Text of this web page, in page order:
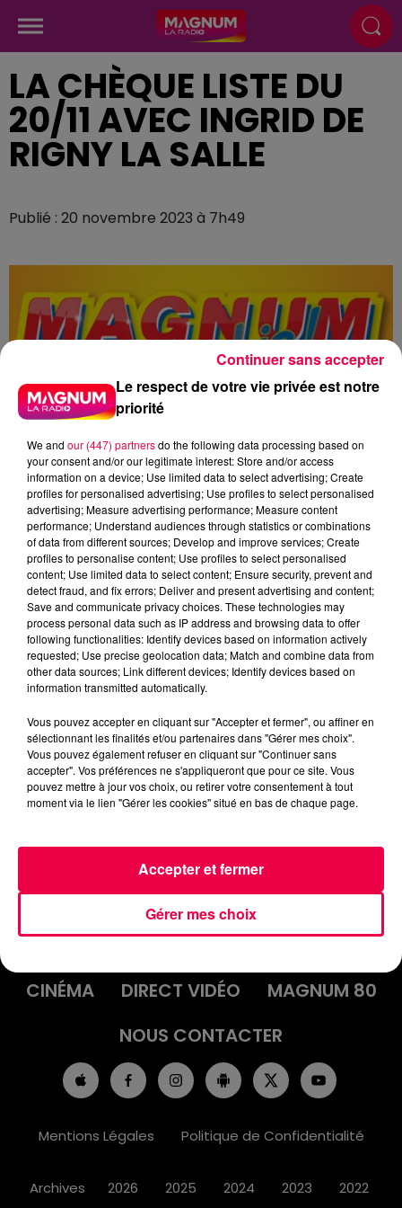
LA CHÈQUE LISTE DU
20/11 AVEC INGRID DE
RIGNY LA SALLE
Publié : 20 novembre 2023 à 7h49
Flash infos
Crédit :Flash infos
podcasts/2023/11/chq-201123.mp3
ACCUEIL INFOS
EMISSIONS
CINÉMA
DIRECT VIDÉO
MAGNUM 80
NOUS CONTACTER
Mentions Légales Politique de Confidentialité
Archives 2026 2025 2024 2023 2022
Le respect de votre vie privée est notre
priorité
We and our (447) partnersdo the following data processing based on
your consent and/or our legitimate interest: Store and/or access
information on a device; Use limited data to select advertising; Create
profiles for personalised advertising; Use profiles to select personalised
advertising; Measure advertising performance; Measure content
performance; Understand audiences through statistics or combinations
of data from different sources; Develop and improve services; Create
profiles to personalise content; Use profiles to select personalised
content; Use limited data to select content; Ensure security, prevent and
detect fraud, and fix errors; Deliver and present advertising and content;
Save and communicate privacy choices. These technologies may
process personal data such as IP address and browsing data to offer
following functionalities: Identify devices based on information actively
requested; Use precise geolocation data; Match and combine data from
other data sources; Link different devices; Identify devices based on
information transmitted automatically.
Vous pouvez accepter en cliquant sur "Accepter et fermer", ou affiner en
sélectionnant les finalités et/ou partenaires dans "Gérer mes choix".
Vous pouvez également refuser en cliquant sur "Continuer sans
accepter". Vos préférences ne s'appliqueront que pour ce site. Vous
pouvez mettre à jour vos choix, ou retirer votre consentement à tout
moment via le lien "Gérer les cookies" situé en bas de chaque page.
Gérer mes choix
Accepter et fermer
Continuer sans accepter